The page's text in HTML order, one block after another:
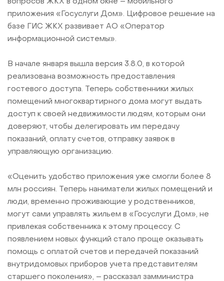
вопросов ЖКХ в одном окне – мобильного
приложения «Госуслуги Дом». Цифровое решение на
базе ГИС ЖКХ развивает АО «Оператор
информационной системы».
В начале января вышла версия 3.8.0, в которой
реализована возможность предоставления
гостевого доступа. Теперь собственники жилых
помещений многоквартирного дома могут выдать
доступ к своей недвижимости людям, которым они
доверяют, чтобы делегировать им передачу
показаний, оплату счетов, отправку заявок в
управляющую организацию.
«Оценить удобство приложения уже смогли более 8
млн россиян. Теперь наниматели жилых помещений и
люди, временно проживающие у родственников,
могут сами управлять жильем в «Госуслуги Дом», не
привлекая собственника к этому процессу. С
появлением новых функций стало проще оказывать
помощь с оплатой счетов и передачей показаний
внутридомовых приборов учета представителям
старшего поколения», – рассказал замминистра